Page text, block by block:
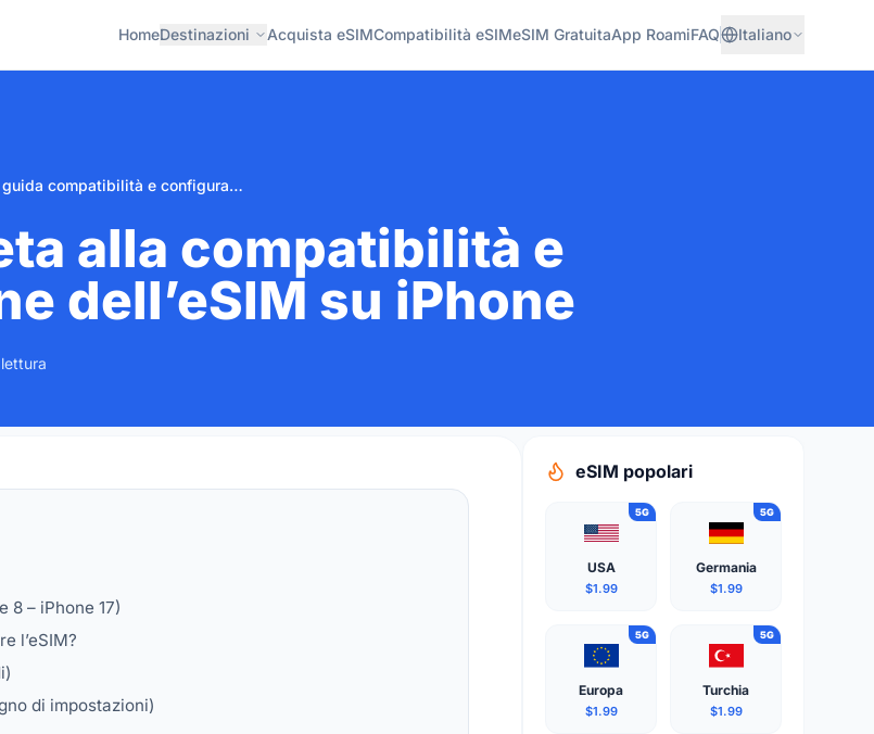
HomeDestinazioni Acquista eSIMCompatibilità eSIMeSIM GratuitaApp RoamiFAQ Italiano
iPhone eSIM: guida compatibilità e configurazione
alla compatibilità e
dell’eSIM su iPhone
8 – iPhone 17)
l’eSIM?
di impostazioni)
eSIM popolari
5G
USA
$1.99
5G
Germania
$1.99
5G
Europa
$1.99
5G
Turchia
$1.99